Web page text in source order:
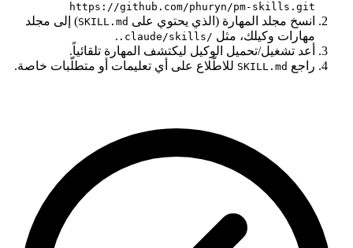
https://github.com/phuryn/pm-skills.git
انسخ مجلد المهارة (الذي يحتوي على SKILL.md) إلى مجلد
مهارات وكيلك، مثل .claude/skills/
.
أعد تشغيل/تحميل الوكيل ليكتشف المهارة تلقائياً.
راجع SKILL.md للاطّلاع على أي تعليمات أو متطلّبات خاصة.